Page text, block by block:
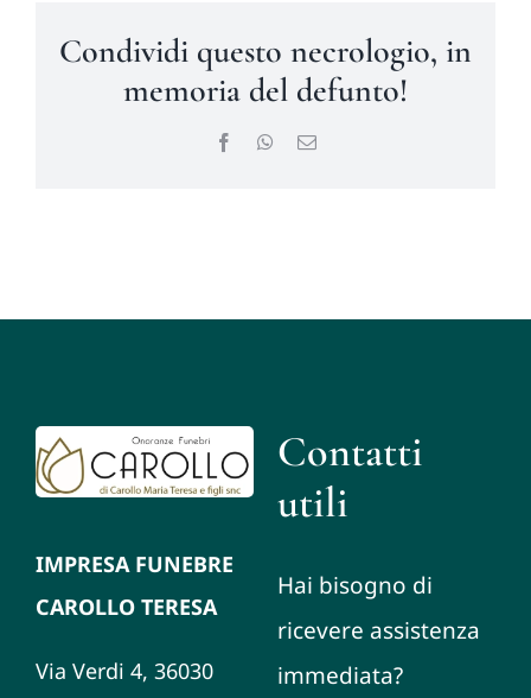
Condividi questo necrologio, in
memoria del defunto!
FacebookWhatsApp
Email
IMPRESA FUNEBRE
CAROLLO TERESA
Via Verdi 4, 36030
Contatti
utili
Hai bisogno di
ricevere assistenza
immediata?